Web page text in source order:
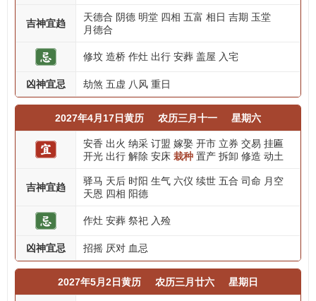
吉神宜趋
天德合 阴德 明堂 四相 五富 相日 吉期 玉堂
月德合
修坟 造桥 作灶 出行 安葬 盖屋 入宅
凶神宜忌 劫煞 五虚 八风 重日
2027年4月17日黄历 农历三月十一 星期六
安香 出火 纳采 订盟 嫁娶 开市 立券 交易 挂匾
开光 出行 解除 安床 栽种 置产 拆卸 修造 动土
吉神宜趋
驿马 天后 时阳 生气 六仪 续世 五合 司命 月空
天恩 四相 阳德
作灶 安葬 祭祀 入殓
凶神宜忌 招摇 厌对 血忌
2027年5月2日黄历 农历三月廿六 星期日